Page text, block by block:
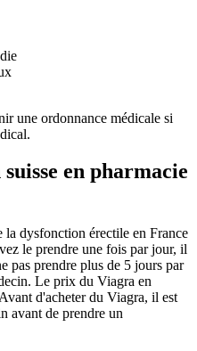
une ordonnance médicale si
en pharmacie
dysfonction érectile en France
le prendre une fois par jour, il
pas prendre plus de 5 jours par
Le prix du Viagra en
d'acheter du Viagra, il est
avant de prendre un